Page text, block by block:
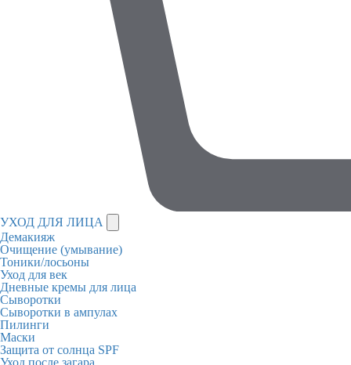
УХОД ДЛЯ ЛИЦА
Демакияж
Очищение (умывание)
Тоники/лосьоны
Уход для век
Дневные кремы для лица
Сыворотки
Сыворотки в ампулах
Пилинги
Маски
Защита от солнца SPF